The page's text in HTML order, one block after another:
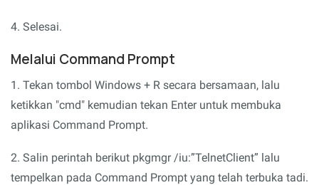
4. Selesai.
Melalui Command Prompt
1. Tekan tombol Windows + R secara bersamaan, lalu
ketikkan "cmd" kemudian tekan Enter untuk membuka
aplikasi Command Prompt.
2. Salin perintah berikut pkgmgr /iu:”TelnetClient” lalu
tempelkan pada Command Prompt yang telah terbuka tadi.